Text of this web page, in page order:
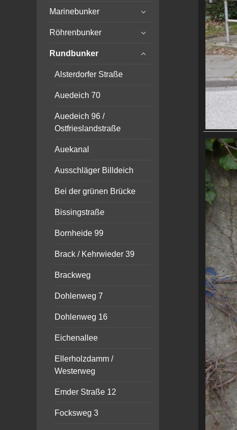
menu
Marinebunker
expand
menu
Röhrenbunker
expand
menu
Rundbunker
expand
Alsterdorfer Straße
Auedeich 70
Auedeich 96 /
Ostfrieslandstraße
Auekanal
Ausschläger Billdeich
Bei der grünen Brücke
Bissingstraße
Bornheide 99
Brack / Kehrwieder 39
Brackweg
Dohlenweg 7
Dohlenweg 16
Eichenallee
Ellerholzdamm /
Westerweg
Emder Straße 12
Focksweg 3